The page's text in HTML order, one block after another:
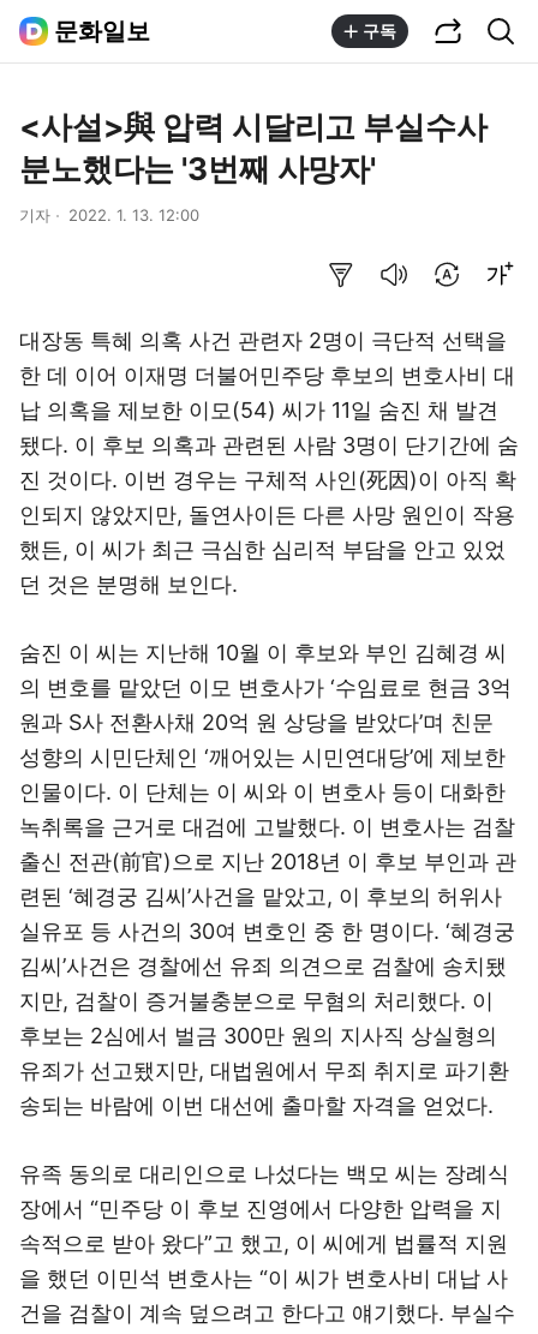
문화일보 구독
<사설>與 압력 시달리고 부실수사
분노했다는 '3번째 사망자'
기자 2022. 1. 13. 12:00
대장동 특혜 의혹 사건 관련자 2명이 극단적 선택을
한 데 이어 이재명 더불어민주당 후보의 변호사비 대
납 의혹을 제보한 이모(54) 씨가 11일 숨진 채 발견
됐다. 이 후보 의혹과 관련된 사람 3명이 단기간에 숨
진 것이다. 이번 경우는 구체적 사인(死因)이 아직 확
인되지 않았지만, 돌연사이든 다른 사망 원인이 작용
했든, 이 씨가 최근 극심한 심리적 부담을 안고 있었
던 것은 분명해 보인다.
숨진 이 씨는 지난해 10월 이 후보와 부인 김혜경 씨
의 변호를 맡았던 이모 변호사가 ‘수임료로 현금 3억
원과 S사 전환사채 20억 원 상당을 받았다’며 친문
성향의 시민단체인 ‘깨어있는 시민연대당’에 제보한
인물이다. 이 단체는 이 씨와 이 변호사 등이 대화한
녹취록을 근거로 대검에 고발했다. 이 변호사는 검찰
출신 전관(前官)으로 지난 2018년 이 후보 부인과 관
련된 ‘혜경궁 김씨’사건을 맡았고, 이 후보의 허위사
실유포 등 사건의 30여 변호인 중 한 명이다. ‘혜경궁
김씨’사건은 경찰에선 유죄 의견으로 검찰에 송치됐
지만, 검찰이 증거불충분으로 무혐의 처리했다. 이
후보는 2심에서 벌금 300만 원의 지사직 상실형의
유죄가 선고됐지만, 대법원에서 무죄 취지로 파기환
송되는 바람에 이번 대선에 출마할 자격을 얻었다.
유족 동의로 대리인으로 나섰다는 백모 씨는 장례식
장에서 “민주당 이 후보 진영에서 다양한 압력을 지
속적으로 받아 왔다”고 했고, 이 씨에게 법률적 지원
을 했던 이민석 변호사는 “이 씨가 변호사비 대납 사
건을 검찰이 계속 덮으려고 한다고 얘기했다. 부실수